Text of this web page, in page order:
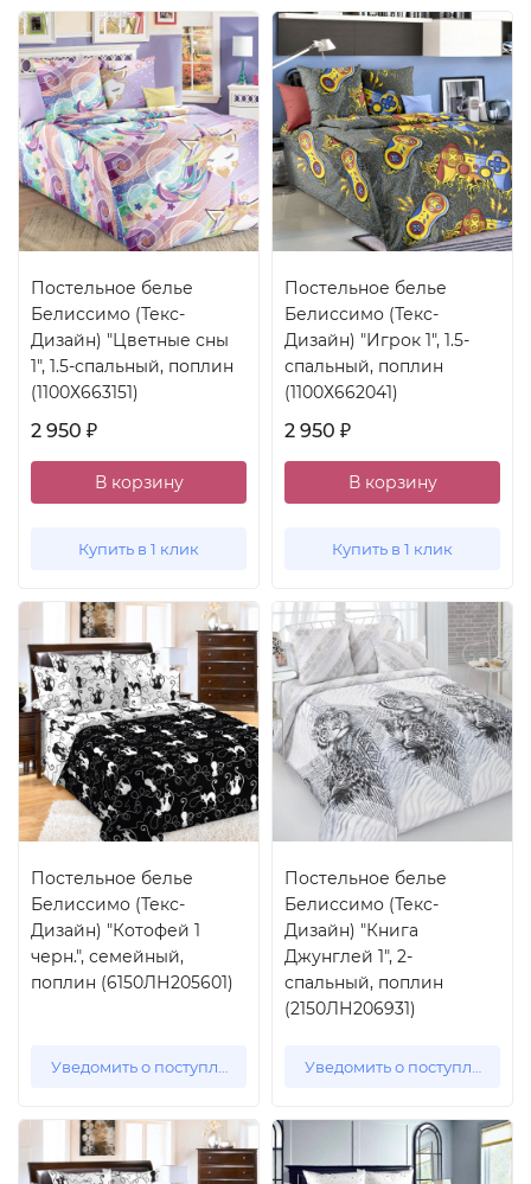
Постельное белье
Белиссимо (Текс-
Дизайн) "Цветные сны
1", 1.5-спальный, поплин
(1100Х663151)
2 950 ₽
В корзину
Купить в 1 клик
Постельное белье
Белиссимо (Текс-
Дизайн) "Игрок 1", 1.5-
спальный, поплин
(1100Х662041)
2 950 ₽
В корзину
Купить в 1 клик
Постельное белье
Белиссимо (Текс-
Дизайн) "Котофей 1
черн.", семейный,
поплин (6150ЛН205601)
Уведомить о поступлении
Постельное белье
Белиссимо (Текс-
Дизайн) "Книга
Джунглей 1", 2-
спальный, поплин
(2150ЛН206931)
Уведомить о поступлении